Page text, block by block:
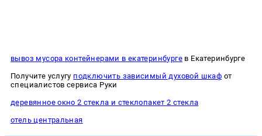
вывоз мусора контейнерами в екатеринбурге в Екатеринбурге
Получите услугу подключить зависимый духовой шкаф от
специалистов сервиса Руки
деревянное окно 2 стекла и стеклопакет 2 стекла
отель центральная